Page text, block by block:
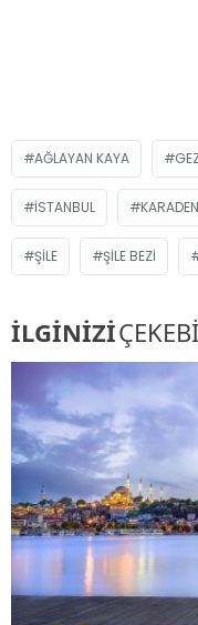
AĞLAYAN KAYA
İSTANBUL
ŞILE ŞILE BEZI
İLGİNİZİ